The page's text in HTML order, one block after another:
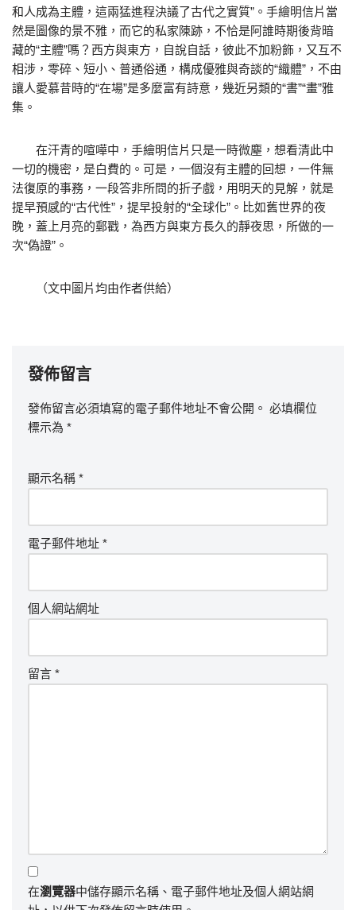
和人成為主體，這兩猛進程決議了古代之實質”。手繪明信片當
然是圖像的景不雅，而它的私家陳跡，不恰是阿誰時期後背暗
藏的“主體”嗎？西方與東方，自說自話，彼此不加粉飾，又互不
相涉，零碎、短小、普通俗通，構成優雅與奇談的“織體”，不由
讓人愛慕昔時的“在場”是多麼富有詩意，幾近另類的“書”“畫”雅
集。
在汗青的喧嘩中，手繪明信片只是一時微塵，想看清此中
一切的機密，是白費的。可是，一個沒有主體的回想，一件無
法復原的事務，一段答非所問的折子戲，用明天的見解，就是
提早預感的“古代性”，提早投射的“全球化”。比如舊世界的夜
晚，蓋上月亮的郵戳，為西方與東方長久的靜夜思，所做的一
次“偽證”。
（文中圖片均由作者供給）
發佈留言
發佈留言必須填寫的電子郵件地址不會公開。 必填欄位
標示為 *
顯示名稱 *
電子郵件地址 *
個人網站網址
留言 *
在瀏覽器中儲存顯示名稱、電子郵件地址及個人網站網